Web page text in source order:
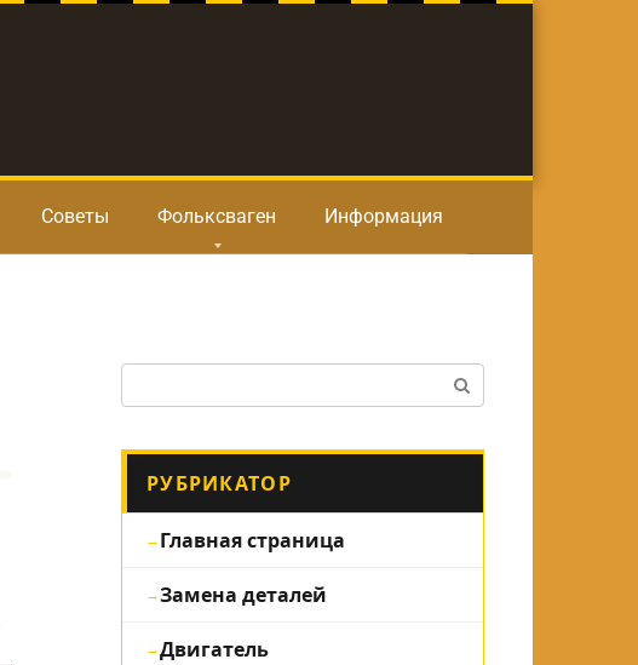
Советы Фольксваген Информация
РУБРИКАТОР
Главная страница
Замена деталей
Двигатель